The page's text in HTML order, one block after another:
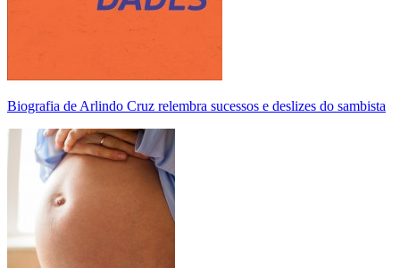
Biografia de Arlindo Cruz relembra sucessos e deslizes do sambista